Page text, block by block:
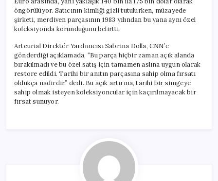
öngörülüyor. Satıcının kimliği gizli tutulurken, müzayede
şirketi, merdiven parçasının 1983 yılından bu yana aynı özel
koleksiyonda korunduğunu belirtti.
Artcurial Direktör Yardımcısı Sabrina Dolla, CNN’e
gönderdiği açıklamada, “Bu parça hiçbir zaman açık alanda
bırakılmadı ve bu özel satış için tamamen aslına uygun olarak
restore edildi. Tarihi bir anıtın parçasına sahip olma fırsatı
oldukça nadirdir.” dedi. Bu açık artırma, tarihi bir simgeye
sahip olmak isteyen koleksiyoncular için kaçırılmayacak bir
fırsat sunuyor.